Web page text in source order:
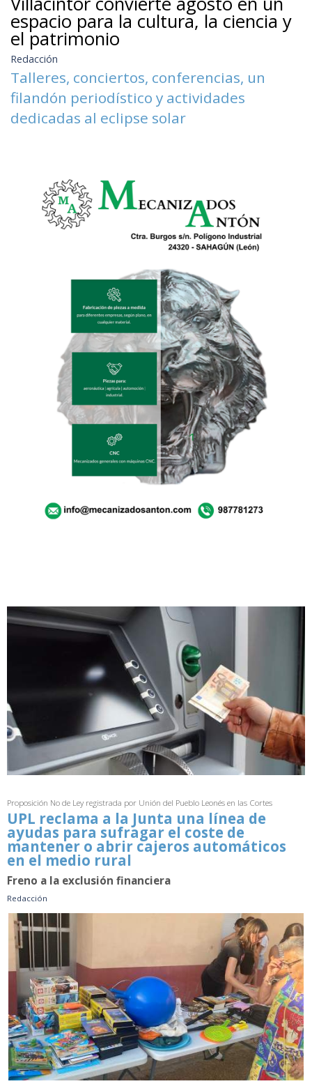
espacio para la cultura, la ciencia y
el patrimonio
Redacción
Talleres, conciertos, conferencias, un
filandón periodístico y actividades
dedicadas al eclipse solar
Proposición No de Ley registrada por Unión del Pueblo Leonés en las Cortes
UPL reclama a la Junta una línea de
ayudas para sufragar el coste de
mantener o abrir cajeros automáticos
en el medio rural
Freno a la exclusión financiera
Redacción